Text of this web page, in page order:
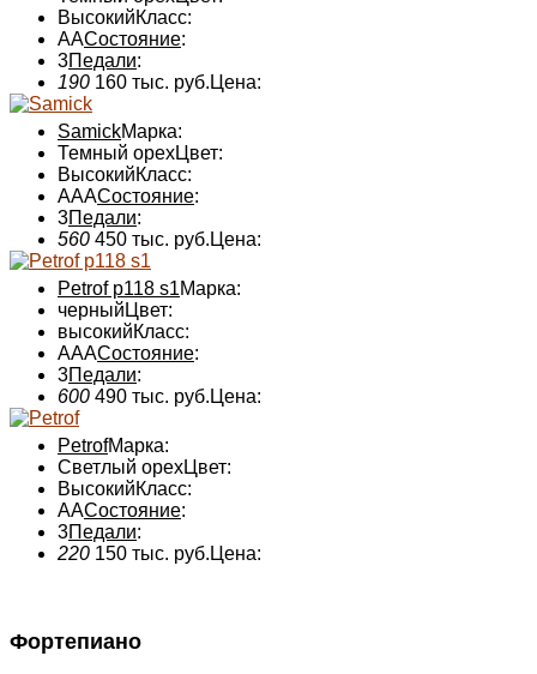
ВысокийКласс:
AAСостояние:
3Педали:
190 160 тыс. руб. Цена:
SamickМарка:
Темный орехЦвет:
ВысокийКласс:
АААСостояние:
3Педали:
560 450 тыс. руб. Цена:
Petrof p118 s1Марка:
черный Цвет:
высокийКласс:
AAAСостояние:
3Педали:
600 490 тыс. руб. Цена:
PetrofМарка:
Светлый орехЦвет:
ВысокийКласс:
ААСостояние:
3Педали:
220 150 тыс. руб. Цена:
Фортепиано